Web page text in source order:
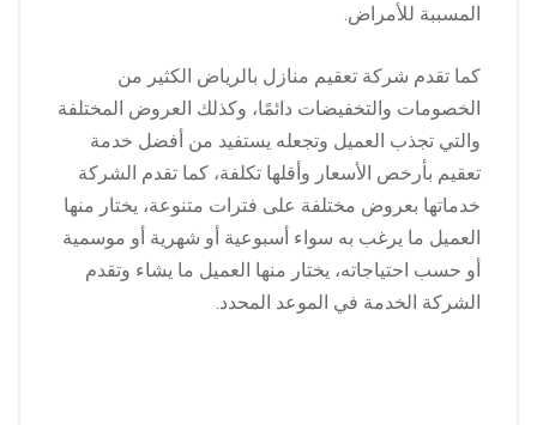
المسببة للأمراض.
كما تقدم شركة تعقيم منازل بالرياض الكثير من
الخصومات والتخفيضات دائمًا، وكذلك العروض المختلفة
والتي تجذب العميل وتجعله يستفيد من أفضل خدمة
تعقيم بأرخص الأسعار وأقلها تكلفة، كما تقدم الشركة
خدماتها بعروض مختلفة على فترات متنوعة، يختار منها
العميل ما يرغب به سواء أسبوعية أو شهرية أو موسمية
أو حسب احتياجاته، يختار منها العميل ما يشاء وتقدم
الشركة الخدمة في الموعد المحدد.